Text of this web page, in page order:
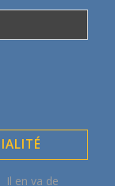
Il en va de